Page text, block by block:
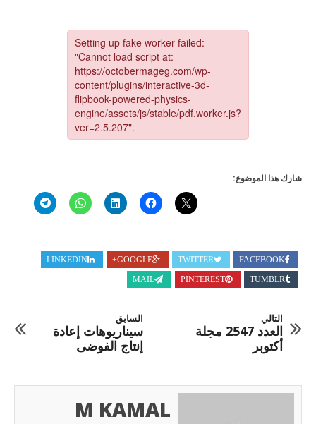
شارك هذا الموضوع:
FACEBOOK
TWITTER
GOOGLE+
LINKEDIN
TUMBLR
PINTEREST
MAIL
السابق
سيناريوهات إعادة
إنتاج الفوضى
التالي
العدد 2547 مجلة
أكتوبر
M KAMAL